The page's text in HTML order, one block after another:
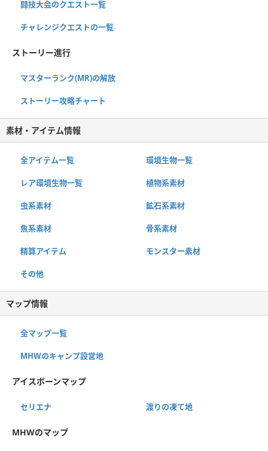
闘技大会のクエスト一覧
チャレンジクエストの一覧
ストーリー進行
マスターランク(MR)の解放
ストーリー攻略チャート
素材・アイテム情報
全アイテム一覧 環境生物一覧
レア環境生物一覧 植物系素材
虫系素材 鉱石系素材
魚系素材 骨系素材
精算アイテム モンスター素材
その他
マップ情報
全マップ一覧
MHWのキャンプ設営地
アイスボーンマップ
セリエナ 渡りの凍て地
MHWのマップ